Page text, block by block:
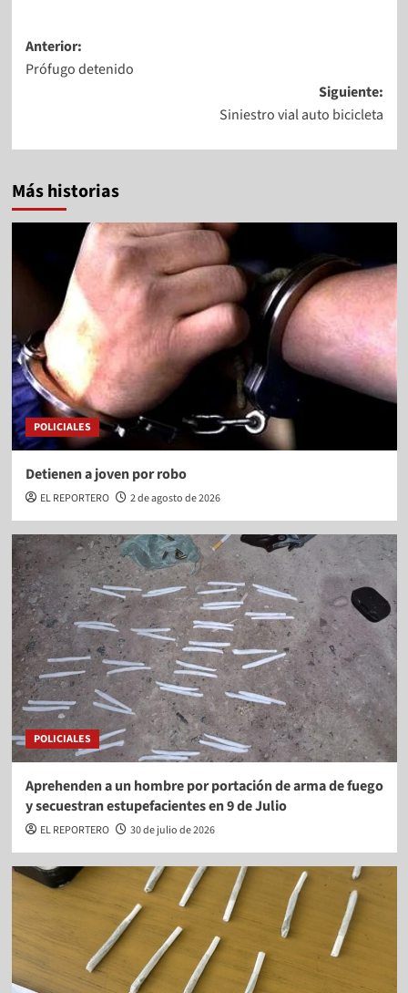
Anterior:
Prófugo detenido
Siguiente:
Siniestro vial auto bicicleta
Más historias
POLICIALES
Detienen a joven por robo
EL REPORTERO 2 de agosto de 2026
POLICIALES
Aprehenden a un hombre por portación de arma de fuego
y secuestran estupefacientes en 9 de Julio
EL REPORTERO 30 de julio de 2026